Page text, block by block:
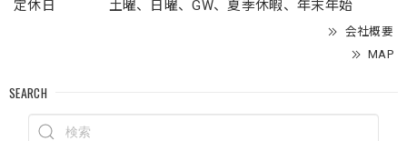
定休日
土曜、日曜、GW、夏季休暇、年末年始
会社概要
MAP
SEARCH